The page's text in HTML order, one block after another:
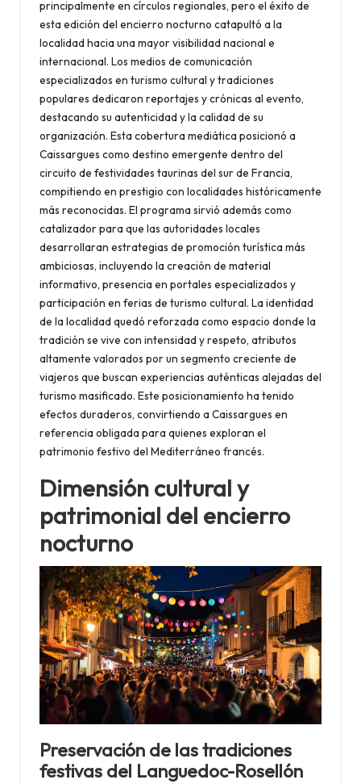
principalmente en círculos regionales, pero el éxito de
esta edición del encierro nocturno catapultó a la
localidad hacia una mayor visibilidad nacional e
internacional. Los medios de comunicación
especializados en turismo cultural y tradiciones
populares dedicaron reportajes y crónicas al evento,
destacando su autenticidad y la calidad de su
organización. Esta cobertura mediática posicionó a
Caissargues como destino emergente dentro del
circuito de festividades taurinas del sur de Francia,
compitiendo en prestigio con localidades históricamente
más reconocidas. El programa sirvió además como
catalizador para que las autoridades locales
desarrollaran estrategias de promoción turística más
ambiciosas, incluyendo la creación de material
informativo, presencia en portales especializados y
participación en ferias de turismo cultural. La identidad
de la localidad quedó reforzada como espacio donde la
tradición se vive con intensidad y respeto, atributos
altamente valorados por un segmento creciente de
viajeros que buscan experiencias auténticas alejadas del
turismo masificado. Este posicionamiento ha tenido
efectos duraderos, convirtiendo a Caissargues en
referencia obligada para quienes exploran el
patrimonio festivo del Mediterráneo francés.
Dimensión cultural y
patrimonial del encierro
nocturno
Preservación de las tradiciones
festivas del Languedoc-Rosellón